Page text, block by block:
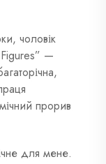
чоловік
Figures” —
прорив
для мене.